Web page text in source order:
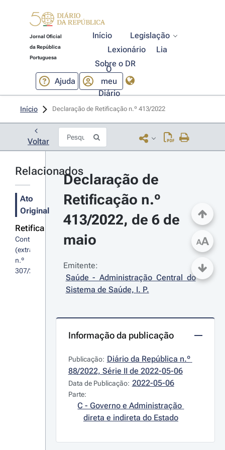
Jornal Oficial
da República
Portuguesa
Início
Legislação
Lexionário
Lia
Sobre o DR
Ajuda
O
meu
Diário
Início Declaração de Retificação n.º 413/2022
Voltar
Relacionados
Ato
Original
Retifica
Contrato
(extrato)
n.º
307/2022
Declaração de
Retificação n.º
413/2022, de 6 de
maio
Emitente:
Saúde - Administração Central do
Sistema de Saúde, I. P.
Informação da publicação
Publicação: Diário da República n.º
88/2022, Série II de 2022-05-06
Data de Publicação: 2022-05-06
Parte:
C - Governo e Administração
direta e indireta do Estado
AA